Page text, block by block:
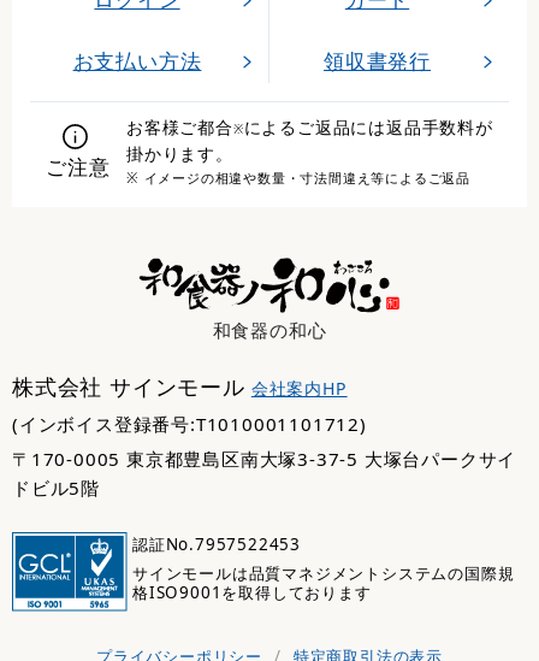
お支払い方法 領収書発行
ご注意
お客様ご都合※によるご返品には返品手数料が
掛かります。
※ イメージの相違や数量・寸法間違え等によるご返品
和食器の和心
株式会社 サインモール 会社案内HP
(インボイス登録番号:T1010001101712)
〒170-0005 東京都豊島区南大塚3-37-5 大塚台パークサイ
ドビル5階
認証No.7957522453
サインモールは品質マネジメントシステムの国際規
格ISO9001を取得しております
プライバシーポリシー / 特定商取引法の表示